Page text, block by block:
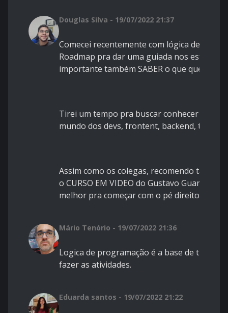
Douglas Silva - 19/07/2022 21:37
Comecei recentemente com lógica de
Roadmap pra dar uma guiada nos estudos
importante também SABER o que quer
Tirei um tempo pra buscar conhecer as
mundo dos devs, frontent, backend, tester e
Assim como os colegas, recomendo tanto
o CURSO EM VIDEO do Gustavo
melhor pra começar com o pé direito! Vamo
Mário Tenório - 19/07/2022 21:36
Logica de programação é a base de tudo.
fazer as atividades.
Eduarda santos - 19/07/2022 21:22